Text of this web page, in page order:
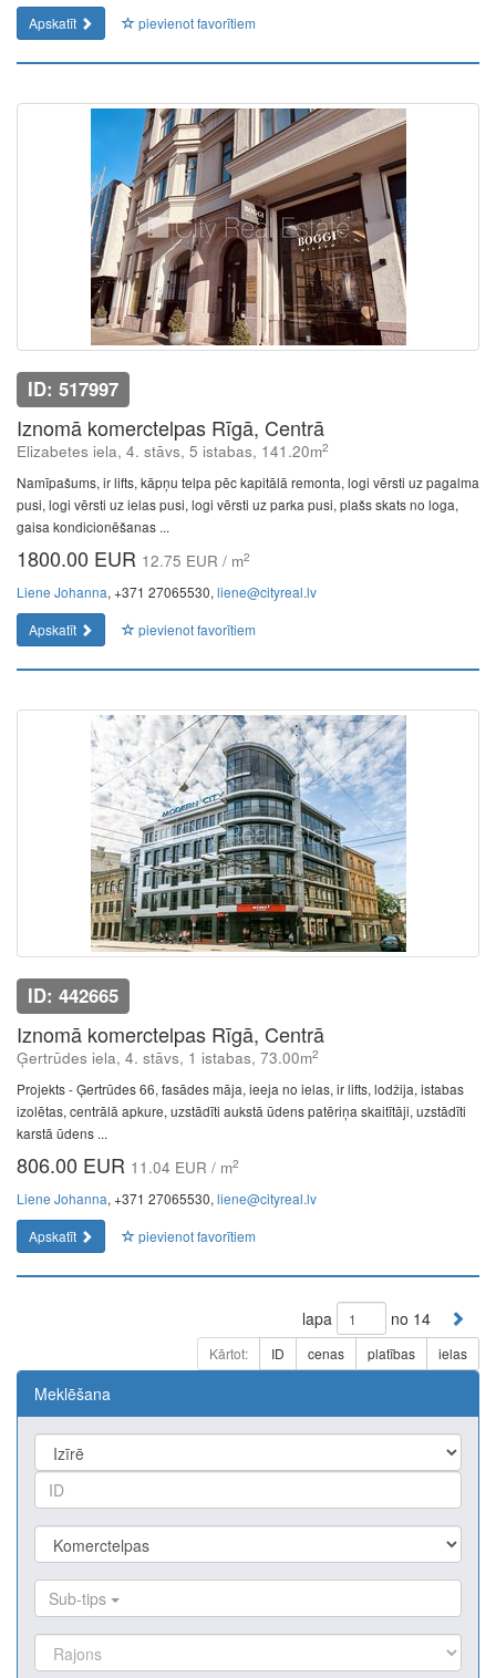
Apskatīt
pievienot favorītiem
ID: 517997
Iznomā komerctelpas Rīgā, Centrā
Elizabetes iela, 4. stāvs, 5 istabas, 141.20m2
Namīpašums, ir lifts, kāpņu telpa pēc kapitālā remonta, logi vērsti uz pagalma
pusi, logi vērsti uz ielas pusi, logi vērsti uz parka pusi, plašs skats no loga,
gaisa kondicionēšanas ...
1800.00 EUR 12.75 EUR / m2
Liene Johanna, +371 27065530, liene@cityreal.lv
Apskatīt
pievienot favorītiem
ID: 442665
Iznomā komerctelpas Rīgā, Centrā
Ģertrūdes iela, 4. stāvs, 1 istabas, 73.00m2
Projekts - Ģertrūdes 66, fasādes māja, ieeja no ielas, ir lifts, lodžija, istabas
izolētas, centrālā apkure, uzstādīti aukstā ūdens patēriņa skaitītāji, uzstādīti
karstā ūdens ...
806.00 EUR 11.04 EUR / m2
Liene Johanna, +371 27065530, liene@cityreal.lv
Apskatīt
pievienot favorītiem
lapa no 14
Kārtot: ID cenas platības ielas
Meklēšana
Sub-tips